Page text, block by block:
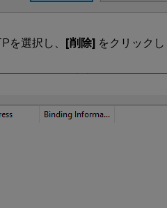
選択し、 [削除] をクリック